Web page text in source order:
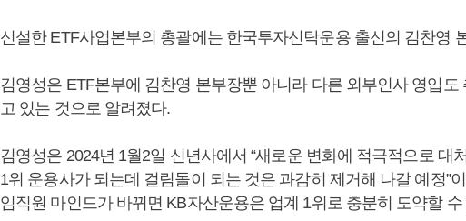
신설한 ETF사업본부의 총괄에는 한국투자신탁운용 출신의 김찬영
김영성은 ETF본부에 김찬영 본부장뿐 아니라 다른 외부인사 영입도
고 있는 것으로 알려졌다.
김영성은 2024년 1월2일 신년사에서 “새로운 변화에 적극적으로 대
1위 운용사가 되는데 걸림돌이 되는 것은 과감히 제거해 나갈 예정”
임직원 마인드가 바뀌면 KB자산운용은 업계 1위로 충분히 도약할 수